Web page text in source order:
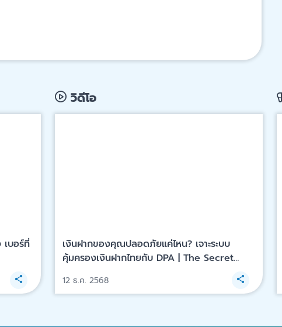
บอร์ที่
วิดีโอ
เงินฝากของคุณปลอดภัยแค่ไหน? เจาะระบบ
คุ้มครองเงินฝากไทยกับ DPA | The Secret
12 ธ.ค. 2568